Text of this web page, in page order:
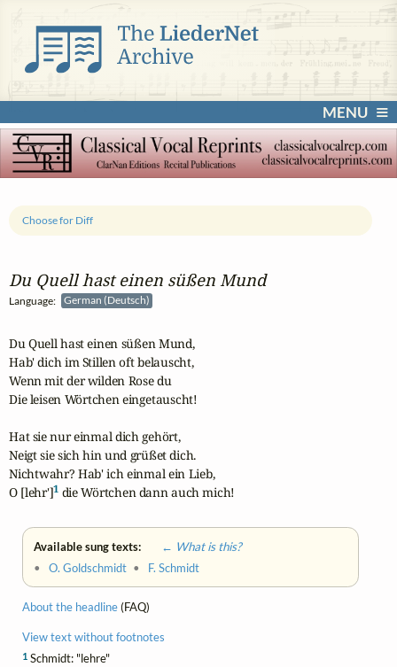
MENU
Du Quell hast einen süßen Mund
Language: German (Deutsch)
Choose for Diff
Du Quell hast einen süßen Mund,
Hab' dich im Stillen oft belauscht,
Wenn mit der wilden Rose du
Die leisen Wörtchen eingetauscht!
Hat sie nur einmal dich gehört,
Neigt sie sich hin und grüßet dich.
Nichtwahr? Hab' ich einmal ein Lieb,
O [lehr']1 die Wörtchen dann auch mich!
Available sung texts:
← What is this?
•O. Goldschmidt • F. Schmidt
About the headline(FAQ)
View text without footnotes
1 Schmidt: "lehre"